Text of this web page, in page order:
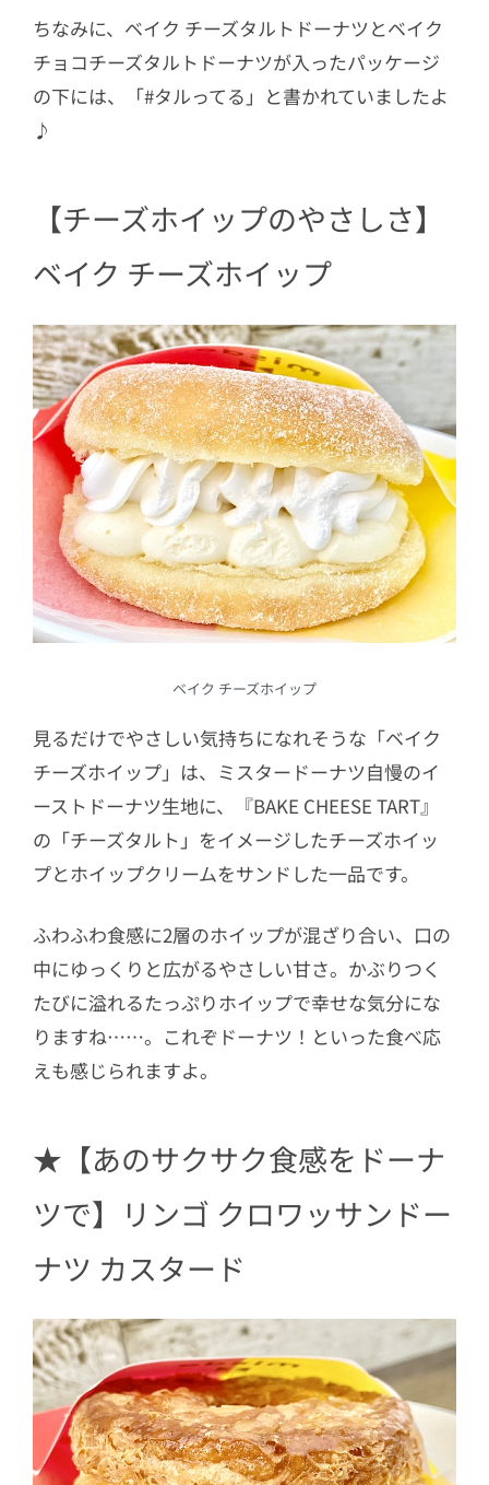
ちなみに、 ベイク チーズタルトドーナツとベイク
チョコチーズタルトドーナツが入ったパッケージ
の下には、「#タルってる」と書かれていましたよ
♪
【チーズホイップのやさしさ】
ベイク チーズホイップ
ベイク チーズホイップ
見るだけでやさしい気持ちになれそうな「ベイク
チーズホイップ」は、ミスタードーナツ自慢のイ
ーストドーナツ生地に、
『BAKE CHEESE TART』
の「チーズタルト」をイメージしたチーズホイッ
プとホイップクリームをサンドした一品です。
ふわふわ食感に2層のホイップが混ざり合い、口の
中にゆっくりと広がるやさしい甘さ。かぶりつく
たびに溢れるたっぷりホイップで幸せな気分にな
りますね……。これぞドーナツ！といった食べ応
えも感じられますよ。
★【あのサクサク食感をドーナ
ツで】リンゴ クロワッサンドー
ナツ カスタード